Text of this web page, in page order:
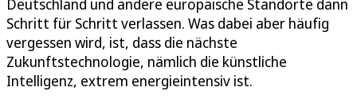
Schritt für Schritt verlassen. Was dabei aber häufig
vergessen wird, ist, dass die nächste
Zukunftstechnologie, nämlich die künstliche
Intelligenz, extrem energieintensiv ist.